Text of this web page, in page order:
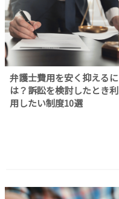
弁護士費用を安く抑えるに
は？訴訟を検討したとき利
用したい制度10選